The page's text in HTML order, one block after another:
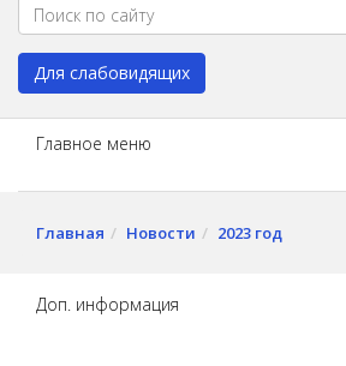
Для слабовидящих
Главное меню
Главная Новости 2023 год
Доп. информация